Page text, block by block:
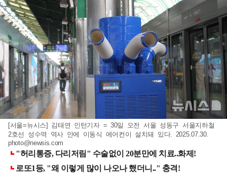
[서울=뉴시스] 김태연 인턴기자 = 30일 오전 서울 성동구 서울지하철
2호선 성수역 역사 안에 이동식 에어컨이 설치돼 있다. 2025.07.30.
photo@newsis.com